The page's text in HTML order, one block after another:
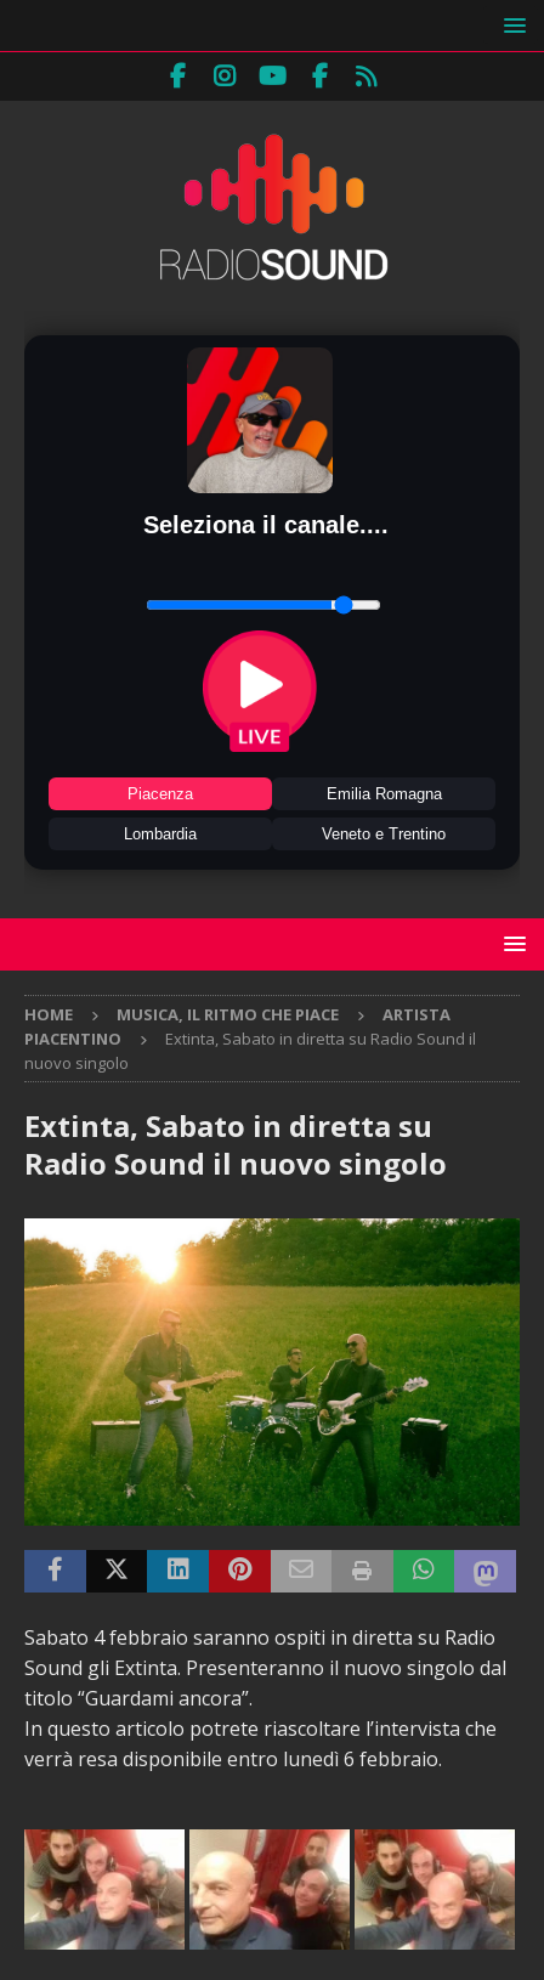
Seleziona il canale....
Piacenza Emilia Romagna
Lombardia Veneto e Trentino
HOME MUSICA, IL RITMO CHE PIACE
ARTISTA
PIACENTINO
Extinta, Sabato in diretta su Radio Sound il
nuovo singolo
Extinta, Sabato in diretta su
Radio Sound il nuovo singolo
Sabato 4 febbraio saranno ospiti in diretta su Radio
Sound gli Extinta. Presenteranno il nuovo singolo dal
titolo “Guardami ancora”.
In questo articolo potrete riascoltare l’intervista che
verrà resa disponibile entro lunedì 6 febbraio.